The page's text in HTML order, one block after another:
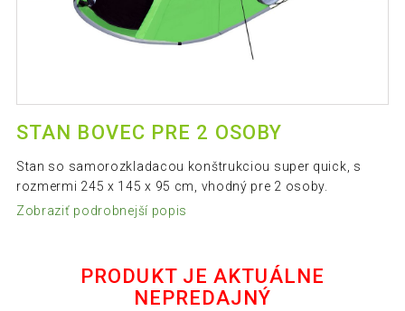
STAN BOVEC PRE 2 OSOBY
Stan so samorozkladacou konštrukciou super quick, s
rozmermi 245 x 145 x 95 cm, vhodný pre 2 osoby.
Zobraziť podrobnejší popis
PRODUKT JE AKTUÁLNE
NEPREDAJNÝ